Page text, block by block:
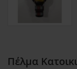
Πέλμα